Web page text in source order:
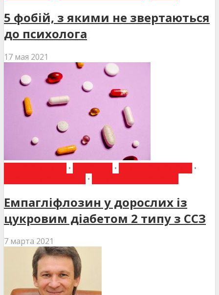
5 фобій, з якими не звертаються
до психолога
17 мая 2021
• •
•
•
Емпагліфлозин у дорослих із
цукровим діабетом 2 типу з ССЗ
7 марта 2021